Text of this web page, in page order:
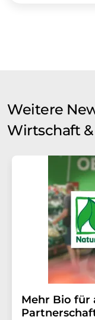
Weitere
Wirtschaft
Mehr Bio für